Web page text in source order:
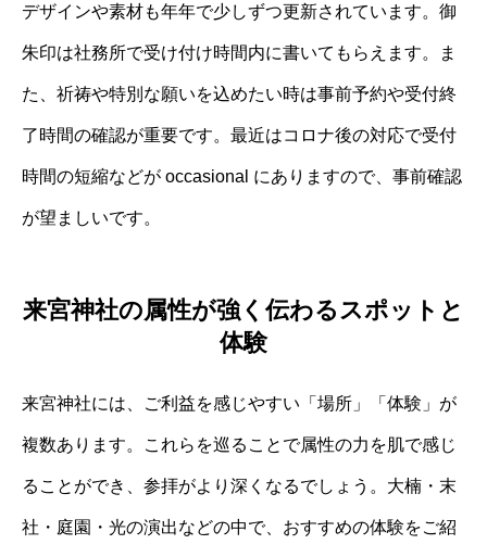
デザインや素材も年年で少しずつ更新されています。御
朱印は社務所で受け付け時間内に書いてもらえます。ま
た、祈祷や特別な願いを込めたい時は事前予約や受付終
了時間の確認が重要です。最近はコロナ後の対応で受付
時間の短縮などが occasional にありますので、事前確認
が望ましいです。
来宮神社の属性が強く伝わるスポットと
体験
来宮神社には、ご利益を感じやすい「場所」「体験」が
複数あります。これらを巡ることで属性の力を肌で感じ
ることができ、参拝がより深くなるでしょう。大楠・末
社・庭園・光の演出などの中で、おすすめの体験をご紹